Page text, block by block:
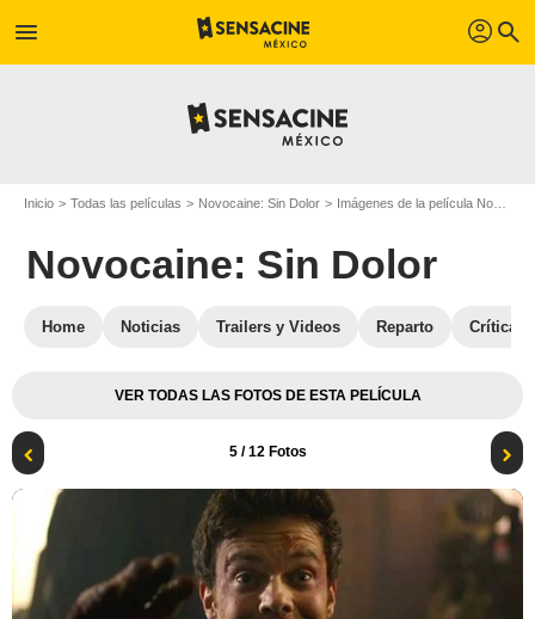
menu profil search
Inicio Todas las películas Novocaine: Sin Dolor Imágenes de la película Novocaine: Sin Dolor
Novocaine: Sin Dolor
Home Noticias Trailers y Videos Reparto Críticas
VER TODAS LAS FOTOS DE ESTA PELÍCULA
5/ 12 Fotos